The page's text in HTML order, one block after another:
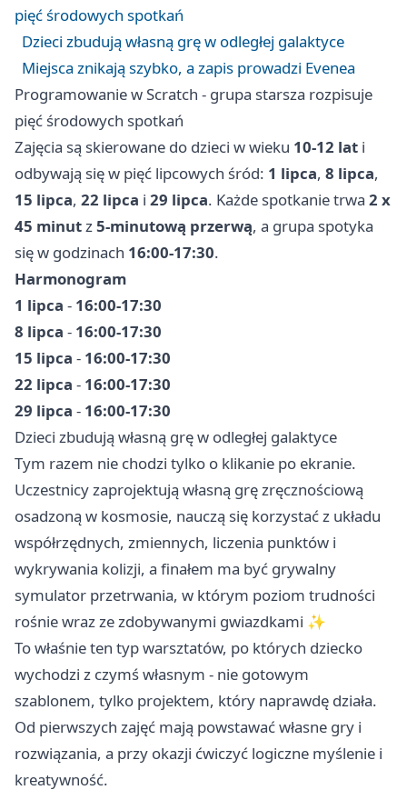
pięć środowych spotkań
Dzieci zbudują własną grę w odległej galaktyce
Miejsca znikają szybko, a zapis prowadzi Evenea
Programowanie w Scratch - grupa starsza rozpisuje
pięć środowych spotkań
Zajęcia są skierowane do dzieci w wieku 10-12 lat i
odbywają się w pięć lipcowych śród: 1 lipca, 8 lipca,
15 lipca, 22 lipca i 29 lipca. Każde spotkanie trwa 2 x
45 minutz5-minutową przerwą, a grupa spotyka
się w godzinach 16:00-17:30.
Harmonogram
1 lipca - 16:00-17:30
8 lipca - 16:00-17:30
15 lipca - 16:00-17:30
22 lipca - 16:00-17:30
29 lipca - 16:00-17:30
Dzieci zbudują własną grę w odległej galaktyce
Tym razem nie chodzi tylko o klikanie po ekranie.
Uczestnicy zaprojektują własną grę zręcznościową
osadzoną w kosmosie, nauczą się korzystać z układu
współrzędnych, zmiennych, liczenia punktów i
wykrywania kolizji, a finałem ma być grywalny
symulator przetrwania, w którym poziom trudności
rośnie wraz ze zdobywanymi gwiazdkami ✨
To właśnie ten typ warsztatów, po których dziecko
wychodzi z czymś własnym - nie gotowym
szablonem, tylko projektem, który naprawdę działa.
Od pierwszych zajęć mają powstawać własne gry i
rozwiązania, a przy okazji ćwiczyć logiczne myślenie i
kreatywność.